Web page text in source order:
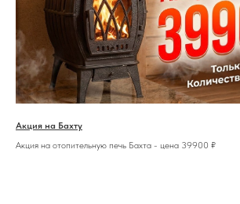
Получить констультацию
Акция на Бахту
Акция на отопительную печь Бахта - цена 39900 ₽